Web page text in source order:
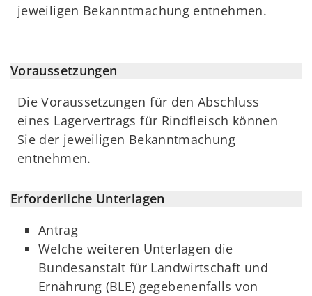
jeweiligen Bekanntmachung entnehmen.
Voraussetzungen
Die Voraussetzungen für den Abschluss
eines Lagervertrags für Rindfleisch können
Sie der jeweiligen Bekanntmachung
entnehmen.
Erforderliche Unterlagen
Antrag
Welche weiteren Unterlagen die
Bundesanstalt für Landwirtschaft und
Ernährung (BLE) gegebenenfalls von